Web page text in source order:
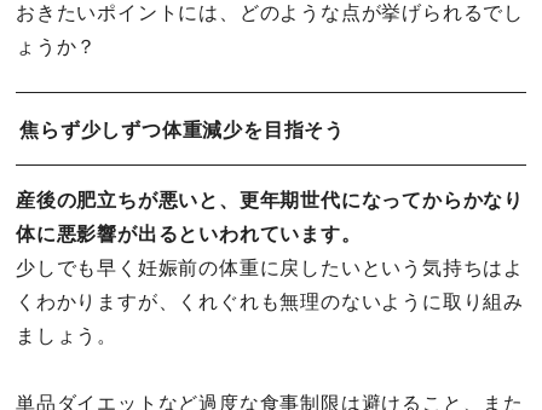
おきたいポイントには、どのような点が挙げられるでし
ょうか？
焦らず少しずつ体重減少を目指そう
産後の肥立ちが悪いと、更年期世代になってからかなり
体に悪影響が出るといわれています。
少しでも早く妊娠前の体重に戻したいという気持ちはよ
くわかりますが、くれぐれも無理のないように取り組み
ましょう。
単品ダイエットなど過度な食事制限は避けること、また